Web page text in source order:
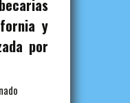
y
por